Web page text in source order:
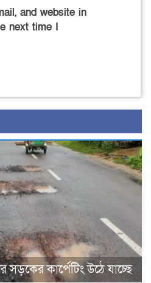
and website in
next time I
সড়কের কার্পেটিং উঠে যাচ্ছে